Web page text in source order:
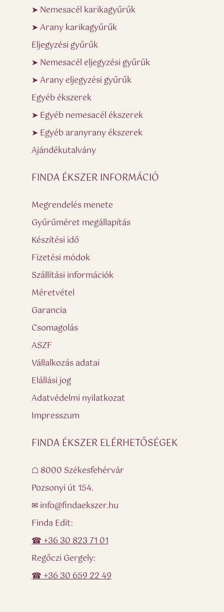
➤ Nemesacél karikagyűrűk
➤ Arany karikagyűrűk
Eljegyzési gyűrűk
➤ Nemesacél eljegyzési gyűrűk
➤ Arany eljegyzési gyűrűk
Egyéb ékszerek
➤ Egyéb nemesacél ékszerek
➤ Egyéb aranyrany ékszerek
Ajándékutalvány
FINDA ÉKSZER INFORMÁCIÓ
Megrendelés menete
Gyűrűméret megállapítás
Készítési idő
Fizetési módok
Szállítási információk
Méretvétel
Garancia
Csomagolás
ASZF
Vállalkozás adatai
Elállási jog
Adatvédelmi nyilatkozat
Impresszum
FINDA ÉKSZER ELÉRHETŐSÉGEK
☖ 8000 Székesfehérvár
Pozsonyi út 154.
✉ info@findaekszer.hu
Finda Edit:
☎ +36 30 823 71 01
Regőczi Gergely:
☎ +36 30 659 22 49